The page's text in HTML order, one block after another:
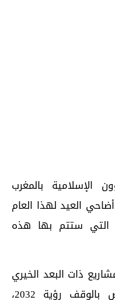
الإسلامية بالمغرب
العيد لهذا العام
التي ستتم بها هذه
ذات البعد الخيري
والتكافلي باستراتيجية النهوض بالوقف رؤية 2032،